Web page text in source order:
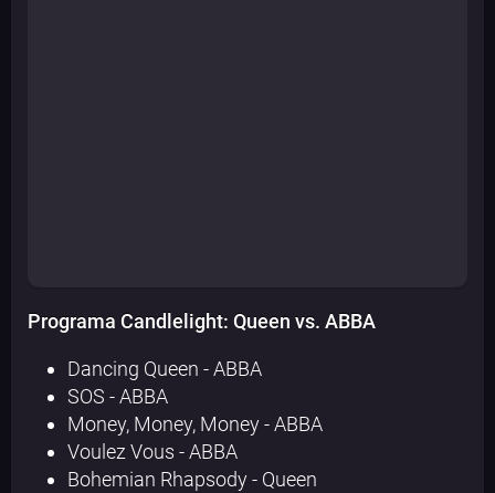
Programa Candlelight: Queen vs. ABBA
Dancing Queen - ABBA
SOS - ABBA
Money, Money, Money - ABBA
Voulez Vous - ABBA
Bohemian Rhapsody - Queen